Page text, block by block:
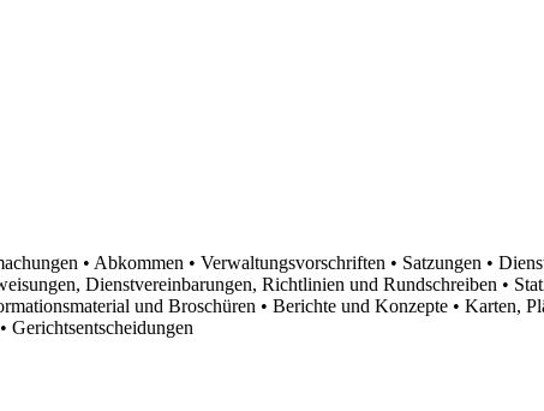
• Abkommen • Verwaltungsvorschriften • Satzungen •
Dienstvereinbarungen, Richtlinien und Rundschreiben •
und Broschüren • Berichte und Konzepte • Karten,
• Gerichtsentscheidungen